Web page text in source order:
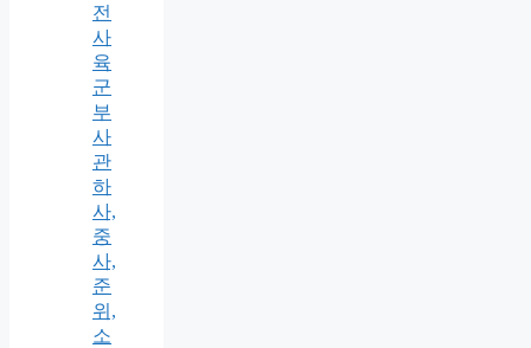
전
사
육
군
부
사
관
하
사,
중
사,
준
위,
소